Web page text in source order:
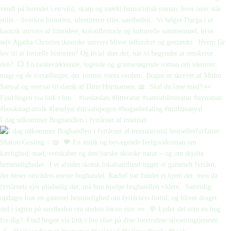
I dag udkommer Boghandlen i fyrtårnet af internati